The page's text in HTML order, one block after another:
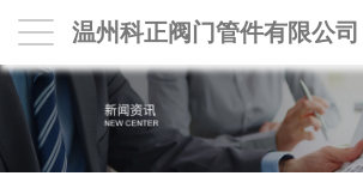
温州科正阀门管件有限公司